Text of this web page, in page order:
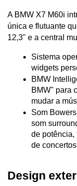
A BMW X7 M60i
única e flutuante
12,3" e a central
Sistema
widgets
BMW
BMW" para
mudar a
Som
som
de potência,
de
Design